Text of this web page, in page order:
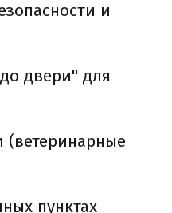
и
двери" для
пунктах